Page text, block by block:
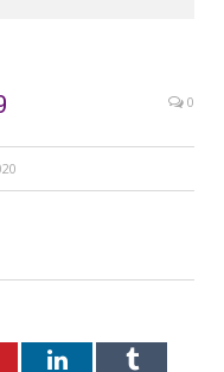
0
LinkedInTumblr